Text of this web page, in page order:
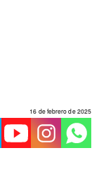
16 de febrero de 2025